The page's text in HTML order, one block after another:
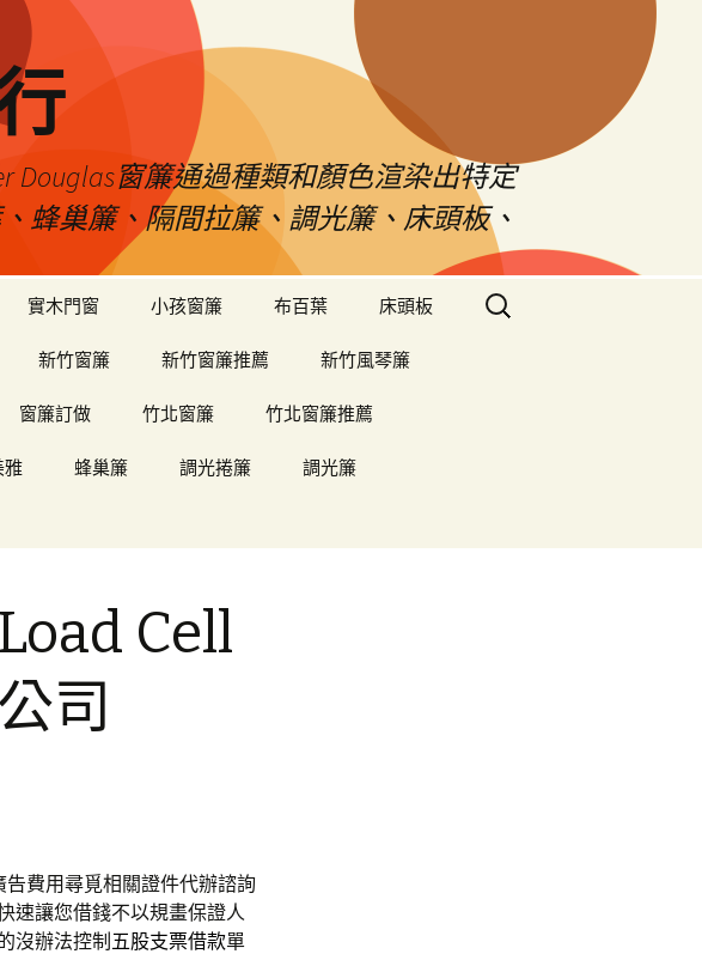
窗簾通過種類和顏色渲染出特定
蜂巢簾、隔間拉簾、調光簾、床頭板、
實木門窗 小孩窗簾 布百葉 床頭板
新竹窗簾 新竹窗簾推薦 新竹風琴簾
窗簾訂做 竹北窗簾 竹北窗簾推薦
雅 蜂巢簾 調光捲簾 調光簾
搜
尋
Cell
司
告費用尋覓相關證件代辦諮詢
速讓您借錢不以規畫保證人
沒辦法控制 五股支票借款單